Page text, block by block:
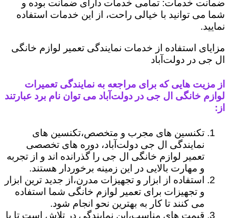
ضمانت خدمات: تمامی خدمات دارای ضمانت بوده و
شما می توانید با خیالی راحت، از این خدمات استفاده
نمایید.
مزایای استفاده از خدمات نمایندگی تعمیر لوازم خانگی
ال جی در دولت‌آباد
از مزیت هایی که برای مراجعه به نمایندگی تعمیرات
لوازم خانگی ال جی در دولت‌آباد می توان نام برد عبارتند
از:
تکنسین های مجرب و متخصص،تکنسین های
نمایندگی ال جی دولت‌آباد، دوره های تخصصی
تعمیر لوازم خانگی ال جی را گذرانده اند و از تجربه
و مهارت بالایی در این زمینه برخوردار هستند.
استفاده از ابزار و تجهیزات مدرن،از جدید ترین ابزار
و تجهیزات برای تعمیر لوازم خانگی شما استفاده
می کنند تا کار به بهترین نحو انجام شود.
قیمت های مناسب،این نمایندگی در تلاش است تا با